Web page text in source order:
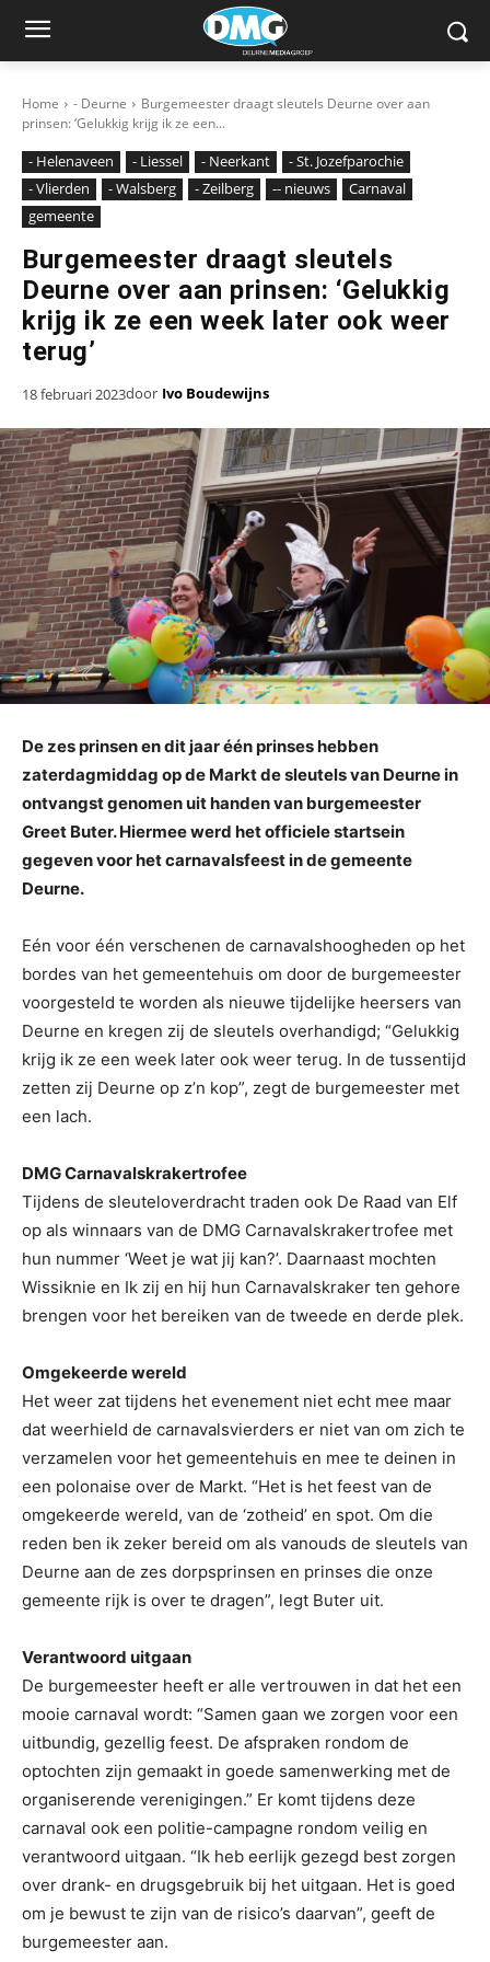
Home - Deurne
Burgemeester draagt sleutels Deurne over aan
prinsen: ‘Gelukkig krijg ik ze een...
- Helenaveen - Liessel - Neerkant
- St. Jozefparochie
- Vlierden
- Walsberg - Zeilberg -- nieuws
Carnaval
gemeente
Burgemeester draagt sleutels
Deurne over aan prinsen: ‘Gelukkig
krijg ik ze een week later ook weer
terug’
18 februari 2023door Ivo Boudewijns
De zes prinsen en dit jaar één prinses hebben
zaterdagmiddag op de Markt de sleutels van Deurne in
ontvangst genomen uit handen van burgemeester
Greet Buter. Hiermee werd het officiele startsein
gegeven voor het carnavalsfeest in de gemeente
Deurne.
Eén voor één verschenen de carnavalshoogheden op het
bordes van het gemeentehuis om door de burgemeester
voorgesteld te worden als nieuwe tijdelijke heersers van
Deurne en kregen zij de sleutels overhandigd; “Gelukkig
krijg ik ze een week later ook weer terug. In de tussentijd
zetten zij Deurne op z’n kop”, zegt de burgemeester met
een lach.
DMG Carnavalskrakertrofee
Tijdens de sleuteloverdracht traden ook De Raad van Elf
op als winnaars van de DMG Carnavalskrakertrofee met
hun nummer ‘Weet je wat jij kan?’. Daarnaast mochten
Wissiknie en Ik zij en hij hun Carnavalskraker ten gehore
brengen voor het bereiken van de tweede en derde plek.
Omgekeerde wereld
Het weer zat tijdens het evenement niet echt mee maar
dat weerhield de carnavalsvierders er niet van om zich te
verzamelen voor het gemeentehuis en mee te deinen in
een polonaise over de Markt. “Het is het feest van de
omgekeerde wereld, van de ‘zotheid’ en spot. Om die
reden ben ik zeker bereid om als vanouds de sleutels van
Deurne aan de zes dorpsprinsen en prinses die onze
gemeente rijk is over te dragen”, legt Buter uit.
Verantwoord uitgaan
De burgemeester heeft er alle vertrouwen in dat het een
mooie carnaval wordt: “Samen gaan we zorgen voor een
uitbundig, gezellig feest. De afspraken rondom de
optochten zijn gemaakt in goede samenwerking met de
organiserende verenigingen.” Er komt tijdens deze
carnaval ook een politie-campagne rondom veilig en
verantwoord uitgaan. “Ik heb eerlijk gezegd best zorgen
over drank- en drugsgebruik bij het uitgaan. Het is goed
om je bewust te zijn van de risico’s daarvan”, geeft de
burgemeester aan.